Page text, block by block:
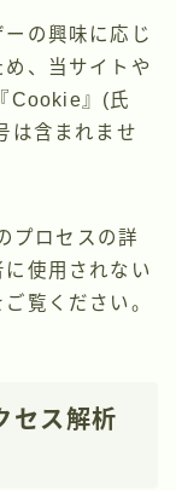
の興味に応じ
、当サイトや
Cookie』(氏
は含まれませ
プロセスの詳
使用されない
ご覧ください。
セス解析